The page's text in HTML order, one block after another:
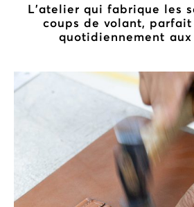
L’atelier qui fabrique les
coups de volant,
quotidiennement